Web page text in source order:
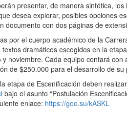
presentar, de manera sintética,
desea explorar, posibles opciones
documento con dos páginas de
por el cuerpo académico de la
dramáticos escogidos en la
noviembre. Cada equipo contará
de $250.000 para el desarrollo de su
etapa de Escenificación deben
bajo el asunto “Postulación
enlace: https://goo.su/kASKL